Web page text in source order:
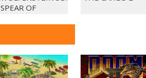
SPEAR OF